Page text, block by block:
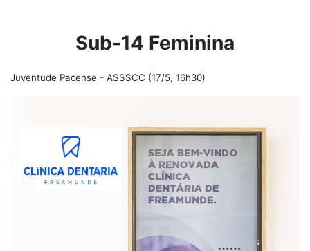
Sub-14 Feminina
Juventude Pacense - ASSSCC (17/5, 16h30)